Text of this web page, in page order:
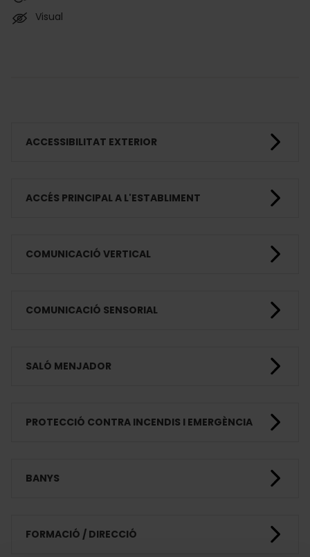
Visual
ACCESSIBILITAT EXTERIOR
ACCÉS PRINCIPAL A L'ESTABLIMENT
COMUNICACIÓ VERTICAL
COMUNICACIÓ SENSORIAL
SALÓ MENJADOR
PROTECCIÓ CONTRA INCENDIS I EMERGÈNCIA
BANYS
FORMACIÓ / DIRECCIÓ